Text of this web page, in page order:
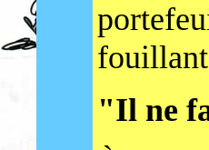
fouillant
"Il ne